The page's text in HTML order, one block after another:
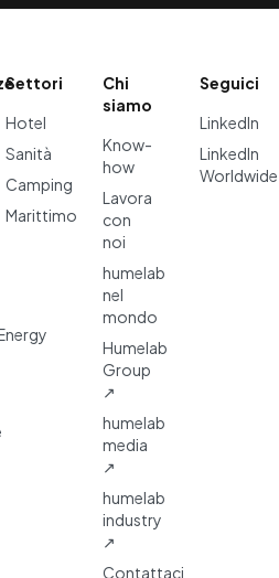
Settori
Hotel
Sanità
Camping
Marittimo
Chi
siamo
Know-
how
Lavora
con
noi
humelab
nel
mondo
Humelab
Group
↗
humelab
media
↗
humelab
industry
↗
Contattaci
Seguici
LinkedIn
LinkedIn
Worldwide